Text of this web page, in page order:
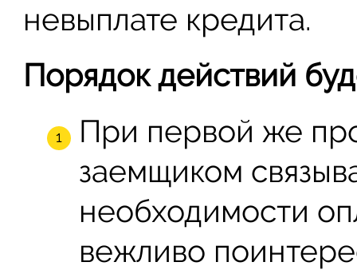
невыплате кредита.
Порядок действий
При первой же
заемщиком
необходимости
вежливо